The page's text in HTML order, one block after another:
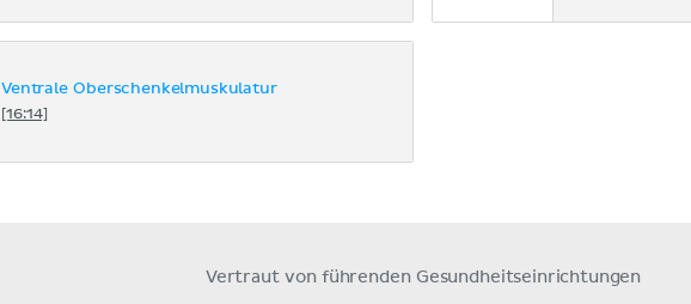
Ventrale Oberschenkelmuskulatur
[16:14]
Vertraut von führenden Gesundheitseinrichtungen